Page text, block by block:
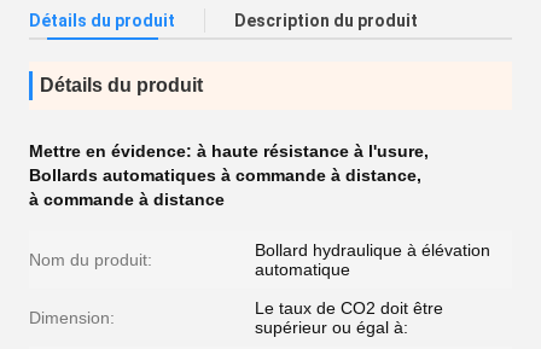
Détails du produit Description du produit
Détails du produit
Mettre en évidence: à haute résistance à l'usure,
Bollards automatiques à commande à distance,
à commande à distance
Nom du produit:
Bollard hydraulique à élévation
automatique
Dimension:
Le taux de CO2 doit être
supérieur ou égal à: